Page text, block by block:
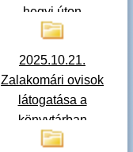
hegyi úton
2025.10.21.
Zalakomári ovisok
látogatása a
könyvtárban